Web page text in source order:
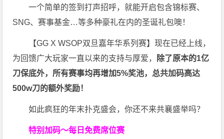
一个简单的签到打声招呼，就能开启包含锦标赛、
SNG、赛事基金…等多种豪礼在内的圣诞礼包噢！
【GG X WSOP双旦嘉年华系列赛】现在已经上线，
为回馈广大玩家一直以来的支持与厚爱，
除了原本的1亿
刀保底外，所有赛事均再增加5%奖池，总共加码高达
500w刀 的额外奖励！
如此疯狂的年末扑克盛会，你还不来共襄盛举吗？
特别加码～每日免费席位赛